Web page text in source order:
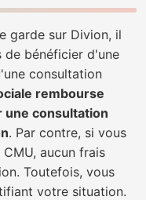
garde sur Divion, il
bénéficier d'une
consultation
rembourse
une consultation
. Par contre, si vous
aucun frais
Toutefois, vous
votre situation.